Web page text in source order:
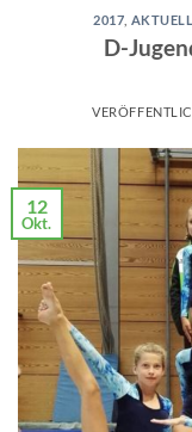
2017
D-
12
Okt.